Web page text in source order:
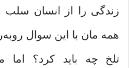
زندگی را از انسان سلب
همه مان با این سوال
تلخ چه باید كرد؟ اما